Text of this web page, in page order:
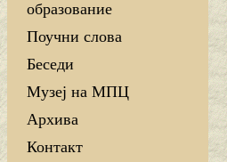
образование
Поучни слова
Беседи
Музеј на МПЦ
Архива
Контакт